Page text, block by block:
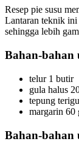
Resep pie susu
Lantaran teknik ini
sehingga lebih
Bahan-
telur 1 butir
gula halus
tepung
margarin 60
Bahan-bahan